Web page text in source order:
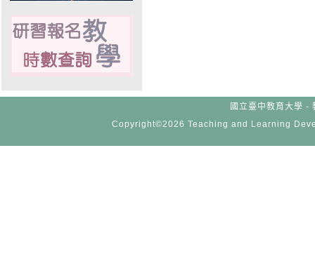
國立臺中教育大學
Copyright©2026 Teaching and Learning